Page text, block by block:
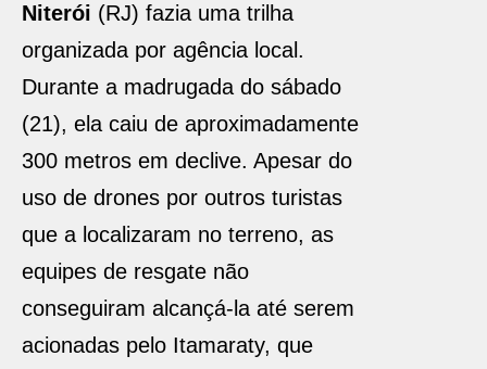
Niterói (RJ) fazia uma trilha
organizada por agência local.
Durante a madrugada do sábado
(21), ela caiu de aproximadamente
300 metros em declive. Apesar do
uso de drones por outros turistas
que a localizaram no terreno, as
equipes de resgate não
conseguiram alcançá-la até serem
acionadas pelo Itamaraty, que